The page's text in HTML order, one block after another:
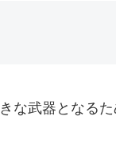
な武器となる